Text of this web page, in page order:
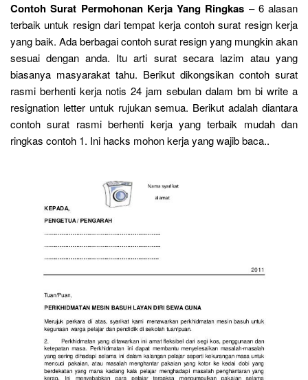
Contoh Surat Permohonan Kerja Yang Ringkas – 6 alasan
terbaik untuk resign dari tempat kerja contoh surat resign kerja
yang baik. Ada berbagai contoh surat resign yang mungkin akan
sesuai dengan anda. Itu arti surat secara lazim atau yang
biasanya masyarakat tahu. Berikut dikongsikan contoh surat
rasmi berhenti kerja notis 24 jam sebulan dalam bm bi write a
resignation letter untuk rujukan semua. Berikut adalah diantara
contoh surat rasmi berhenti kerja yang terbaik mudah dan
ringkas contoh 1. Ini hacks mohon kerja yang wajib baca..